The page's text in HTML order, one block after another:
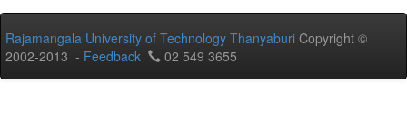
Rajamangala University of Technology Thanyaburi Copyright ©
2002-2013 - Feedback 02 549 3655